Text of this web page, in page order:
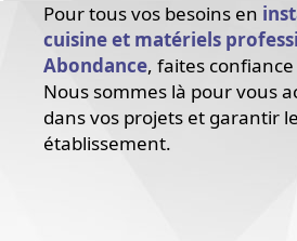
Pour tous vos besoins en
cuisine et matériels
Abondance, faites
Nous sommes là pour vous
dans vos projets et garantir
établissement.